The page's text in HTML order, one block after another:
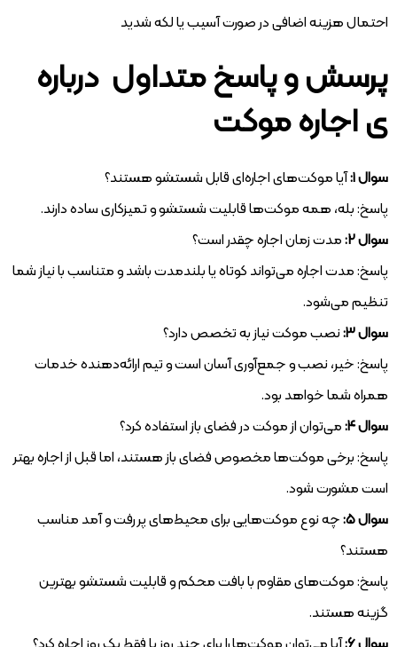
احتمال هزینه اضافی در صورت آسیب یا لکه شدید
پرسش و پاسخ متداول درباره
ی اجاره موکت
سوال ۱: آیا موکت‌های اجاره‌ای قابل شستشو هستند؟
پاسخ: بله، همه موکت‌ها قابلیت شستشو و تمیزکاری ساده دارند.
سوال ۲:
مدت زمان اجاره چقدر است؟
پاسخ: مدت اجاره می‌تواند کوتاه یا بلندمدت باشد و متناسب با نیاز شما
تنظیم می‌شود.
سوال ۳:
نصب موکت نیاز به تخصص دارد؟
پاسخ: خیر، نصب و جمع‌آوری آسان است و تیم ارائه‌دهنده خدمات
همراه شما خواهد بود.
سوال ۴:
می‌توان از موکت در فضای باز استفاده کرد؟
پاسخ: برخی موکت‌ها مخصوص فضای باز هستند، اما قبل از اجاره بهتر
است مشورت شود.
سوال ۵:
چه نوع موکت‌هایی برای محیط‌های پر رفت و آمد مناسب
هستند؟
پاسخ: موکت‌های مقاوم با بافت محکم و قابلیت شستشو بهترین
گزینه هستند.